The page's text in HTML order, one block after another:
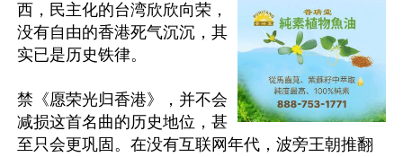
西，民主化的台湾欣欣向荣，
没有自由的香港死气沉沉，其
实已是历史铁律。
禁《愿荣光归香港》，并不会
减损这首名曲的历史地位，甚
至只会更巩固。在没有互联网年代，波旁王朝推翻